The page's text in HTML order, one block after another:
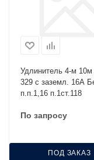
Удлинитель 4-м 10м
329 с заземл. 16А Без НДС
п.п.1,16 п.1ст.118
По запросу
ПОД ЗАКАЗ